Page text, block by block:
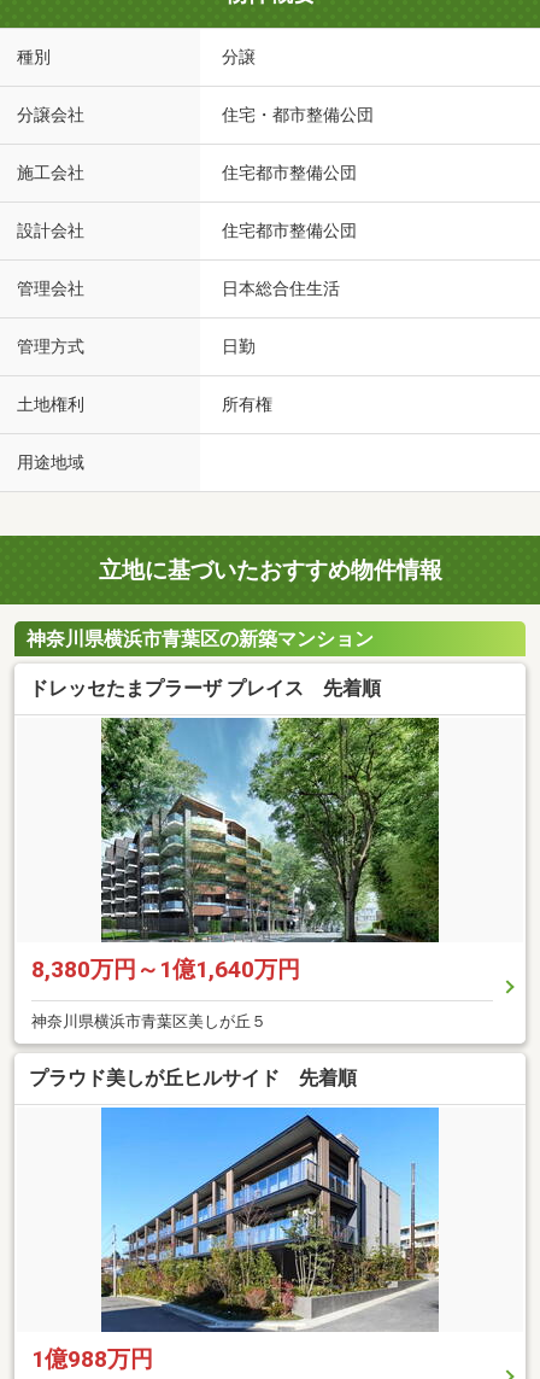
種別 分譲
分譲会社 住宅・都市整備公団
施工会社 住宅都市整備公団
設計会社 住宅都市整備公団
管理会社 日本総合住生活
管理方式 日勤
土地権利 所有権
用途地域
立地に基づいたおすすめ物件情報
神奈川県横浜市青葉区の新築マンション
ドレッセたまプラーザ プレイス 先着順
8,380万円～1億1,640万円
神奈川県横浜市青葉区美しが丘５
プラウド美しが丘ヒルサイド 先着順
1億988万円